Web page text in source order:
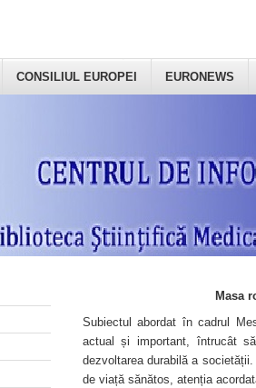
CONSILIUL EUROPEI EURONEWS
Masa
Subiectul abordat în cadrul
actual și important, întrucât
dezvoltarea durabilă a
de viață sănătos, atenția